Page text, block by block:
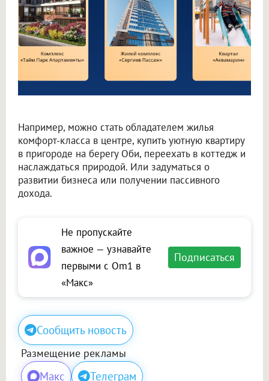
Например, можно стать обладателем жилья
комфорт-класса в центре, купить уютную квартиру
в пригороде на берегу Оби, переехать в коттедж и
наслаждаться природой. Или задуматься о
развитии бизнеса или получении пассивного
дохода.
Не пропускайте
важное — узнавайте
первыми с Om1 в
«Макс»
Подписаться
Сообщить новость
Размещение рекламы
Макс Телеграм